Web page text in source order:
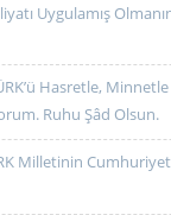
Uygulamış
Hasretle,
Ruhu Şâd Olsun.
Milletinin Cumhuriyet